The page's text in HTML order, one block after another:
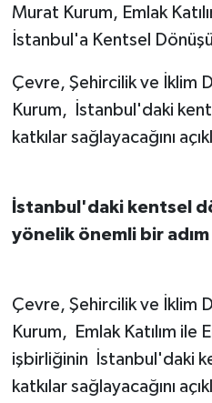
Murat Kurum, Emlak
İstanbul'a Kentsel
Çevre, Şehircilik ve İklim
Kurum, İstanbul'daki
katkılar sağlayacağını
İstanbul'daki kentsel
yönelik önemli bir adım
Çevre, Şehircilik ve İklim
Kurum, Emlak Katılım ile
işbirliğinin İstanbul'daki
katkılar sağlayacağını